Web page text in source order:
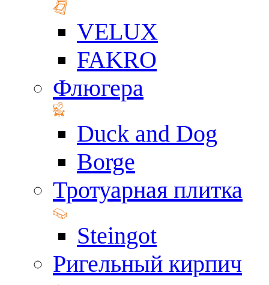
VELUX
FAKRO
Флюгера
Duck and Dog
Borge
Тротуарная плитка
Steingot
Ригельный кирпич